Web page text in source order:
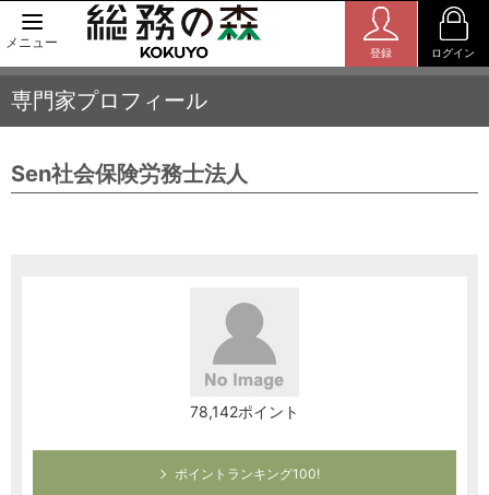
メニュー
登録 ログイン
専門家プロフィール
Sen社会保険労務士法人
78,142ポイント
ポイントランキング100!